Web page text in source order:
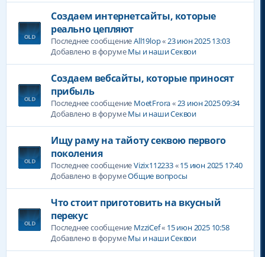
Создаем интернетсайты, которые
реально цепляют
Последнее сообщениеAll19lop« 23 июн 2025 13:03
Добавлено в форумеМы и наши Секвои
Создаем вебсайты, которые приносят
прибыль
Последнее сообщение MoetFrora« 23 июн 2025 09:34
Добавлено в форумеМы и наши Секвои
Ищу раму на тайоту секвою первого
поколения
Последнее сообщениеVizix112233«15 июн 2025 17:40
Добавлено в форумеОбщие вопросы
Что стоит приготовить на вкусный
перекус
Последнее сообщение MzziCef« 15 июн 2025 10:58
Добавлено в форумеМы и наши Секвои